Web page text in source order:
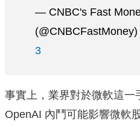
— CNBC's Fast
(@CNBCFastMoney)
3
事實上，業界對於微軟這一
OpenAI 內鬥可能影響微軟